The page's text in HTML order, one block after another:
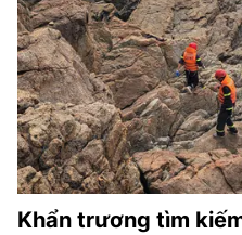
Khẩn trương tìm